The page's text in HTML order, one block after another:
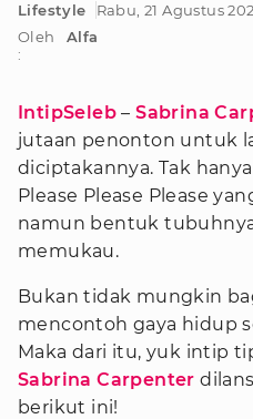
Lifestyle
Rabu, 21 Agustus
Oleh
:
Alfa
IntipSeleb –Sabrina
jutaan penonton untuk
diciptakannya. Tak
Please Please Please
namun bentuk
memukau.
Bukan tidak mungkin
mencontoh gaya hidup
Maka dari itu, yuk intip
Sabrina Carpenter
berikut ini!